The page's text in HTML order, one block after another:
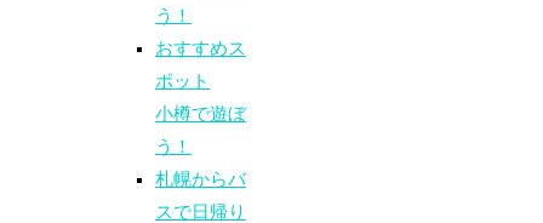
う！
おすすめス
ポット
小樽で遊ぼ
う！
札幌からバ
スで日帰り